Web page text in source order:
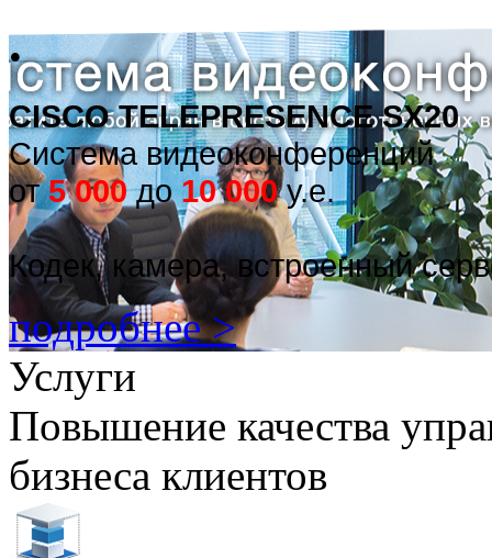
.
CISCO TELEPRESENCE SX20
Система видеоконференций
от5 000до10 000у.е.
Кодек, камера, встроенный
подробнее >
Услуги
Повышение качества
бизнеса клиентов